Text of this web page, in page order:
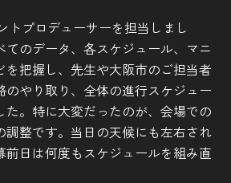
トプロデューサーを担当しまし
てのデータ、各スケジュール、マニ
を把握し、先生や大阪市のご担当者
のやり取り、全体の進行スケジュー
た。特に大変だったのが、会場での
調整です。当日の天候にも左右され
前日は何度もスケジュールを組み直